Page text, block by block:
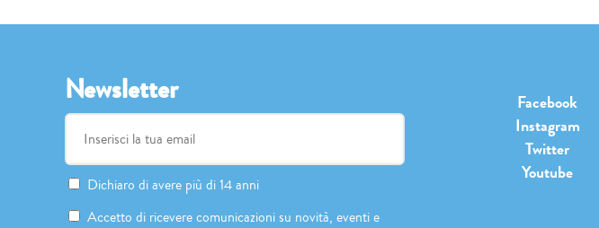
Newsletter
Dichiaro di avere più di 14 anni
Accetto di ricevere comunicazioni su novità, eventi e
Facebook
Instagram
Twitter
Youtube